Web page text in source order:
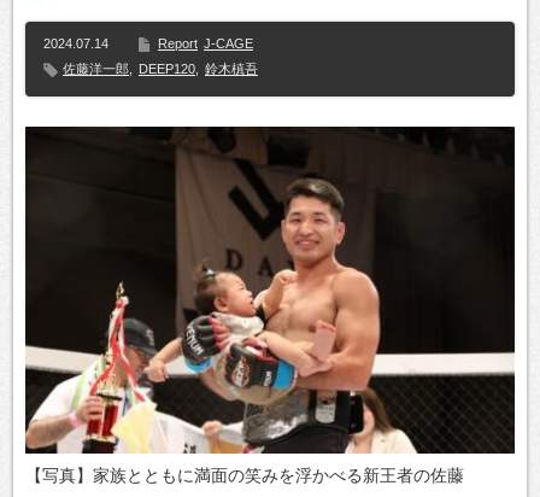
2024.07.14 Report J-CAGE
佐藤洋一郎
DEEP120 鈴木槙吾
【写真】家族とともに満面の笑みを浮かべる新王者の佐藤